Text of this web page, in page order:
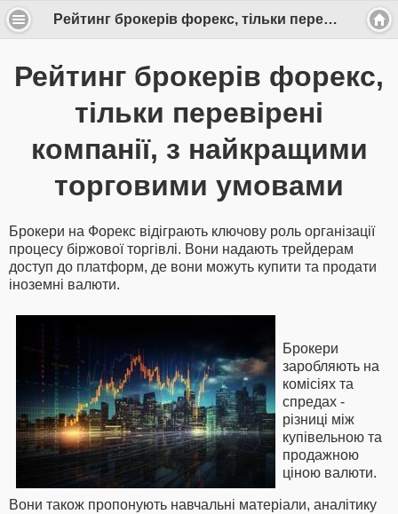
Рейтинг брокерів форекс, тільки перевірені компанії, з найкращими торговими умовами
Рейтинг брокерів форекс,
тільки перевірені
компанії, з найкращими
торговими умовами
Брокери на Форекс відіграють ключову роль організації
процесу біржової торгівлі. Вони надають трейдерам
доступ до платформ, де вони можуть купити та продати
іноземні валюти.
Брокери
заробляють на
комісіях та
спредах -
різниці між
купівельною та
продажною
ціною валюти.
Вони також пропонують навчальні матеріали, аналітику